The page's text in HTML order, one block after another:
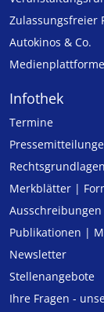
Zulassungs­freier
Autokinos & Co.
Infothek
Termine
Rechtsgrundlagen
Merkblätter |
Publikationen |
Newsletter
Stellenangebote
Ihre Fragen -